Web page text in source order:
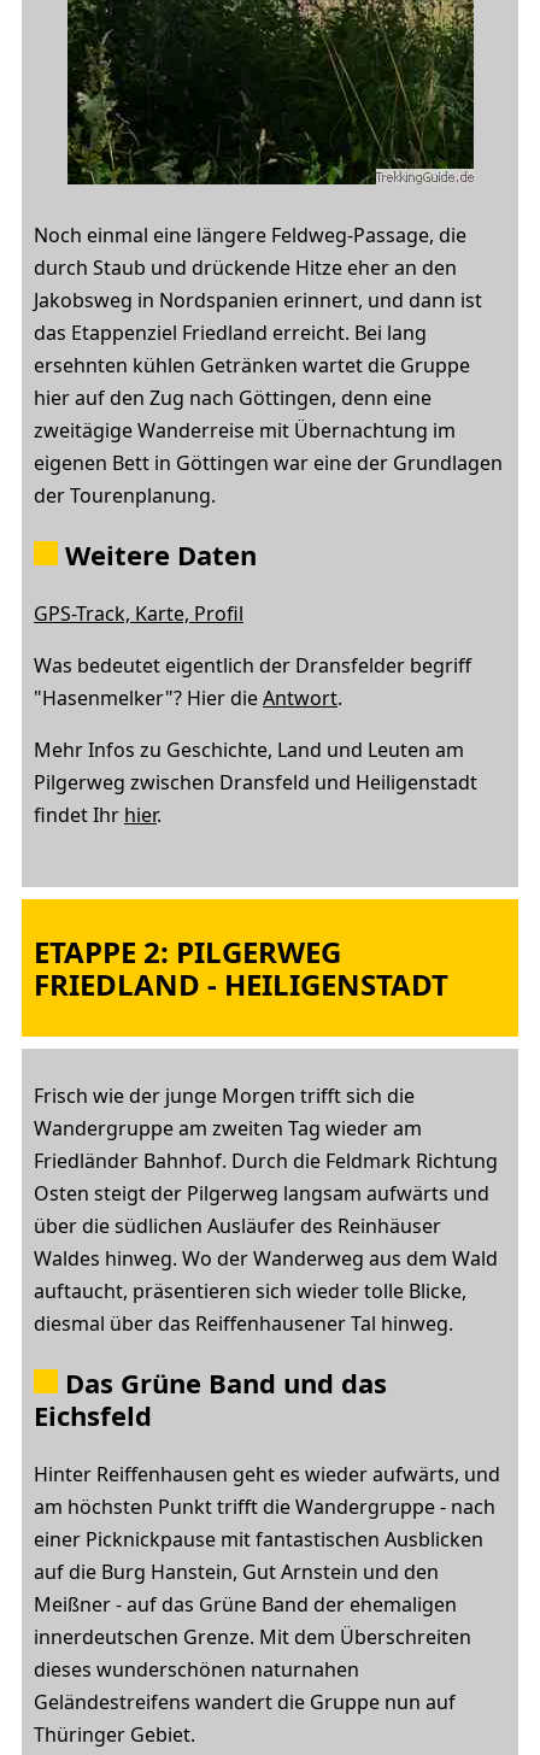
Noch einmal eine längere Feldweg-Passage, die
durch Staub und drückende Hitze eher an den
Jakobsweg in Nordspanien erinnert, und dann ist
das Etappenziel Friedland erreicht. Bei lang
ersehnten kühlen Getränken wartet die Gruppe
hier auf den Zug nach Göttingen, denn eine
zweitägige Wanderreise mit Übernachtung im
eigenen Bett in Göttingen war eine der Grundlagen
der Tourenplanung.
Weitere Daten
GPS-Track, Karte, Profil
Was bedeutet eigentlich der Dransfelder begriff
"Hasenmelker"? Hier dieAntwort.
Mehr Infos zu Geschichte, Land und Leuten am
Pilgerweg zwischen Dransfeld und Heiligenstadt
findet Ihr hier.
ETAPPE 2: PILGERWEG
FRIEDLAND - HEILIGENSTADT
Frisch wie der junge Morgen trifft sich die
Wandergruppe am zweiten Tag wieder am
Friedländer Bahnhof. Durch die Feldmark Richtung
Osten steigt der Pilgerweg langsam aufwärts und
über die südlichen Ausläufer des Reinhäuser
Waldes hinweg. Wo der Wanderweg aus dem Wald
auftaucht, präsentieren sich wieder tolle Blicke,
diesmal über das Reiffenhausener Tal hinweg.
Das Grüne Band und das
Eichsfeld
Hinter Reiffenhausen geht es wieder aufwärts, und
am höchsten Punkt trifft die Wandergruppe - nach
einer Picknickpause mit fantastischen Ausblicken
auf die Burg Hanstein, Gut Arnstein und den
Meißner - auf das Grüne Band der ehemaligen
innerdeutschen Grenze. Mit dem Überschreiten
dieses wunderschönen naturnahen
Geländestreifens wandert die Gruppe nun auf
Thüringer Gebiet.